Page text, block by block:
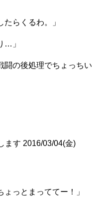
らくるわ。」
…」
闘の後処理でちょっちい
ます 2016/03/04(金)
っとまっててー！」